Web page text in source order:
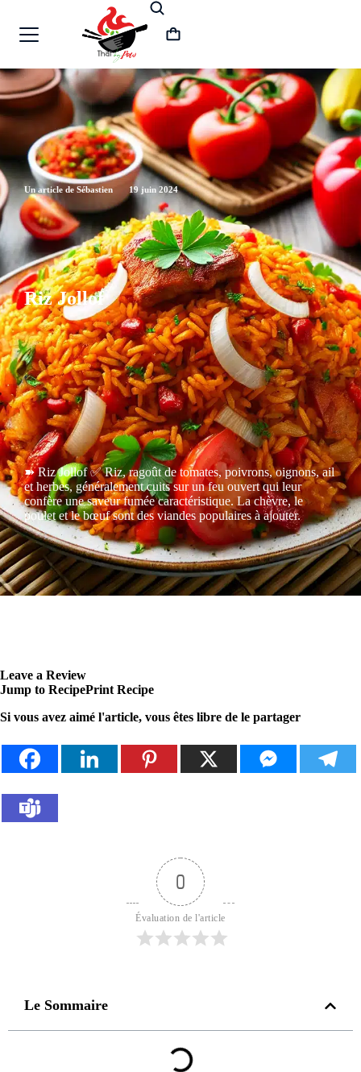
Un article de Sébastien 19 juin 2024
Riz Jollof
➽ Riz Jollof ✅ Riz, ragoût de tomates, poivrons, oignons, ail
et herbes, généralement cuits sur un feu ouvert qui leur
confère une saveur fumée caractéristique. La chèvre, le
poulet et le bœuf sont des viandes populaires à ajouter.
Jump to RecipePrint Recipe
Leave a Review
Si vous avez aimé l'article, vous êtes libre de le partager
0
Évaluation de l'article
Le Sommaire